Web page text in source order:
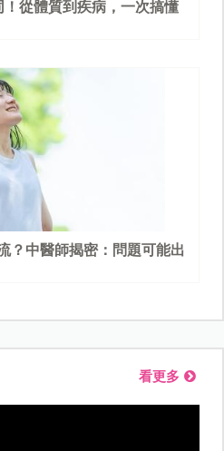
從體質到疾病，一次搞懂
？中醫師揭密：問題可能出
看更多